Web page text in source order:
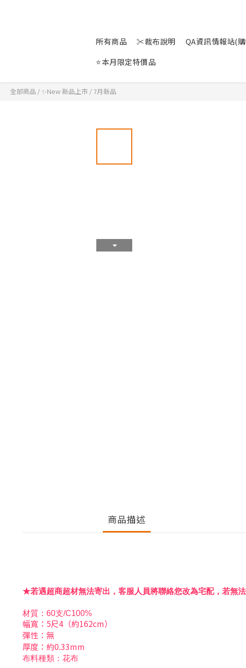
所有商品 ✂裁布說明 QA資訊情報站(
⭐本月限定特價品
全部商品 / ✨New 新品上市 / 7月新品
商品描述
★若遇超商超材無法寄出，客服人員將聯絡您改為宅配，若無
材質 ： 60支/C100%
幅寬：5尺4（約162cm）
彈性：無
厚度：約0.33mm
布料種類：花布